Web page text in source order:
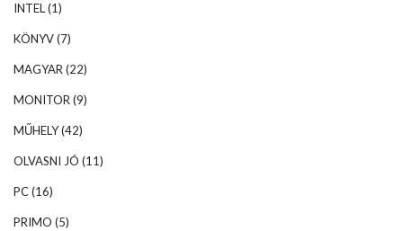
INTEL(1)
KÖNYV(7)
MAGYAR(22)
MONITOR(9)
MŰHELY(42)
OLVASNI JÓ (11)
PC(16)
PRIMO (5)